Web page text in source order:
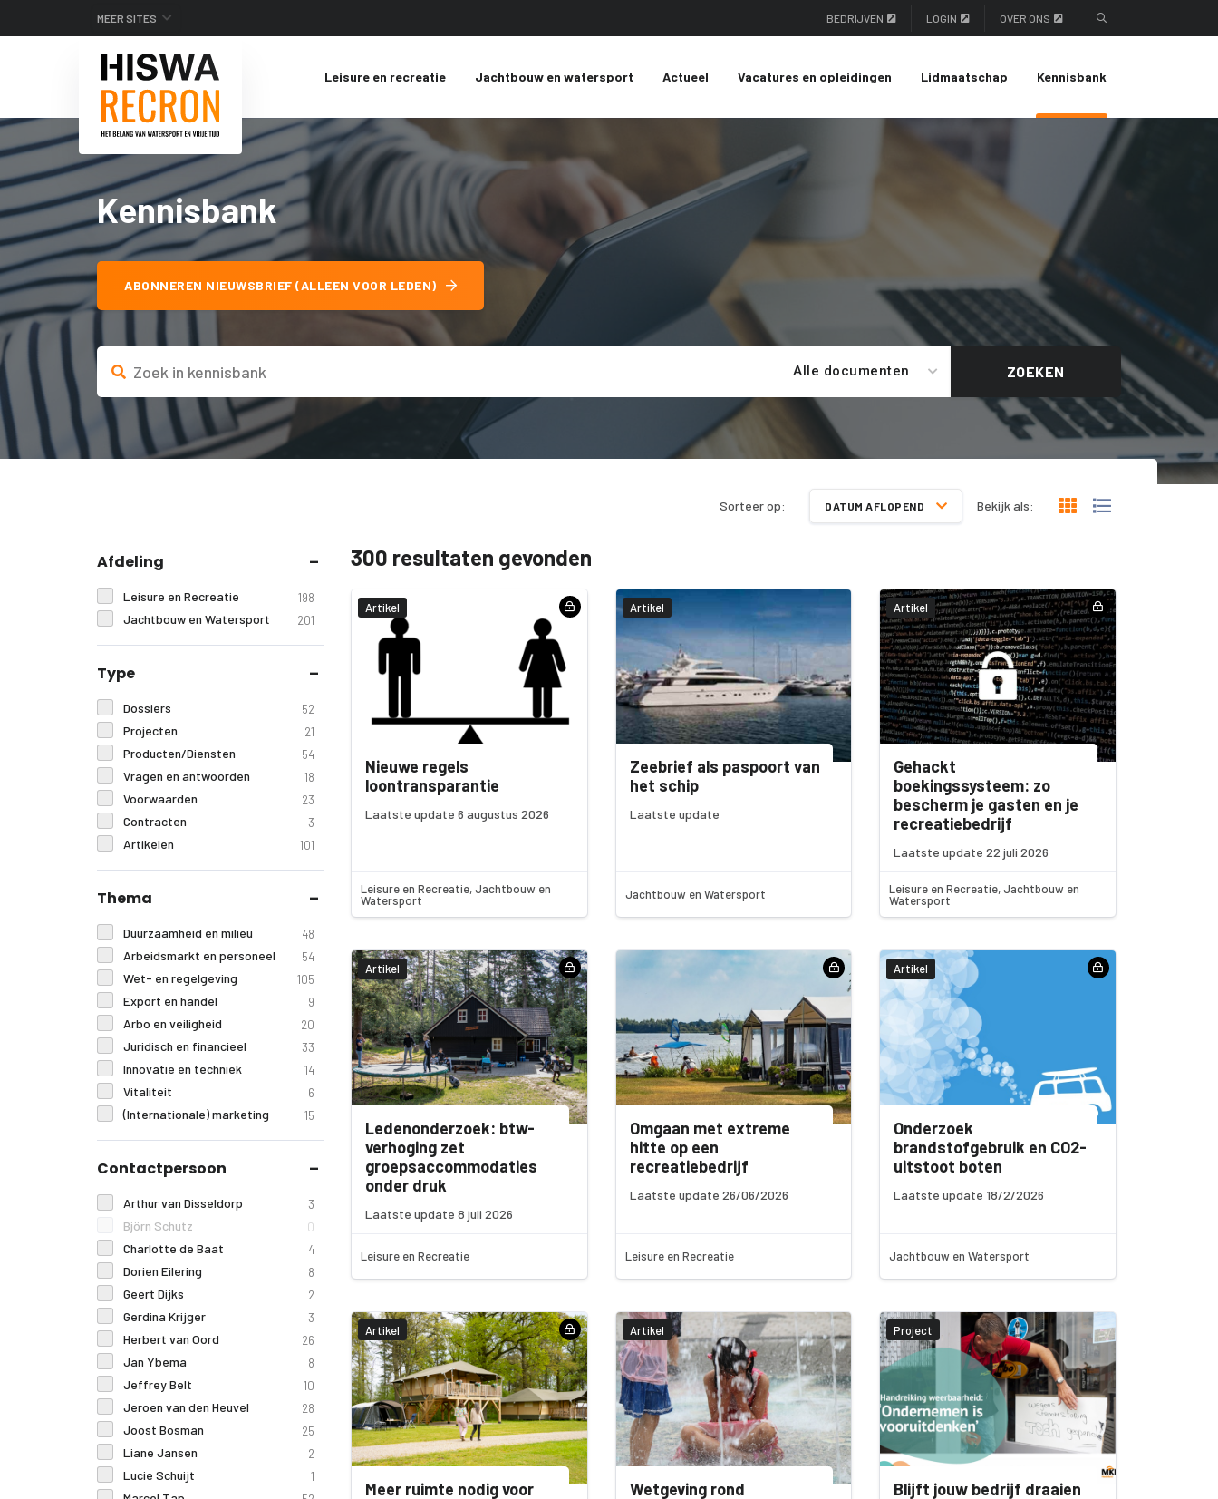
MEER SITES BEDRIJVEN LOGIN OVER ONS
Leisure en recreatie Jachtbouw en watersport Actueel Vacatures en opleidingen Lidmaatschap Kennisbank
Kennisbank
ABONNEREN NIEUWSBRIEF (ALLEEN VOOR LEDEN)
Alle documenten ZOEKEN
Sorteer op: DATUM AFLOPEND Bekijk als:
Afdeling
Leisure en Recreatie 198
Jachtbouw en Watersport 201
Type
Dossiers 52
Projecten 21
Producten/Diensten 54
Vragen en antwoorden 18
Voorwaarden 23
Contracten 3
Artikelen 101
Thema
Duurzaamheid en milieu 48
Arbeidsmarkt en personeel 54
Wet- en regelgeving 105
Export en handel 9
Arbo en veiligheid 20
Juridisch en financieel 33
Innovatie en techniek 14
Vitaliteit 6
(Internationale) marketing 15
Contactpersoon
Arthur van Disseldorp 3
Björn Schutz 0
Charlotte de Baat 4
Dorien Eilering 8
Geert Dijks 2
Gerdina Krijger 3
Herbert van Oord 26
Jan Ybema 8
Jeffrey Belt 10
Jeroen van den Heuvel 28
Joost Bosman 25
Liane Jansen 2
Lucie Schuijt 1
300 resultaten gevonden
Artikel
Nieuwe regels
loontransparantie
Laatste update 6 augustus 2026
Leisure en Recreatie, Jachtbouw en
Watersport
Artikel
Zeebrief als paspoort van
het schip
Laatste update
Jachtbouw en Watersport
Artikel
Gehackt
boekingssysteem: zo
bescherm je gasten en je
recreatiebedrijf
Laatste update 22 juli 2026
Leisure en Recreatie, Jachtbouw en
Watersport
Artikel
Ledenonderzoek: btw-
verhoging zet
groepsaccommodaties
onder druk
Laatste update 8 juli 2026
Leisure en Recreatie
Omgaan met extreme
hitte op een
recreatiebedrijf
Laatste update 26/06/2026
Leisure en Recreatie
Artikel
Onderzoek
brandstofgebruik en CO2-
uitstoot boten
Laatste update 18/2/2026
Jachtbouw en Watersport
Artikel
Meer ruimte nodig voor
Artikel
Wetgeving rond
Project
Blijft jouw bedrijf draaien